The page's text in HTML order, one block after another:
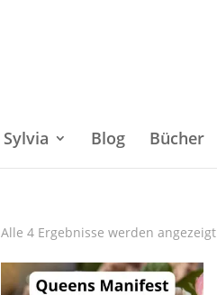
Sylvia Blog Bücher
Alle 4 Ergebnisse werden angezeigt